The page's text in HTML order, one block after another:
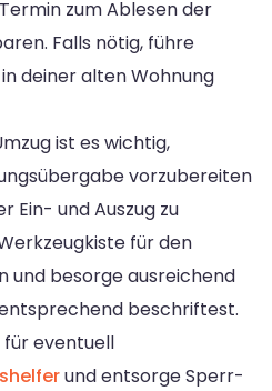
zum Ablesen der
Falls nötig, führe
deiner alten Wohnung
ist es wichtig,
vorzubereiten
Ein- und Auszug zu
für den
und besorge ausreichend
beschriftest.
für eventuell
und entsorge Sperr-